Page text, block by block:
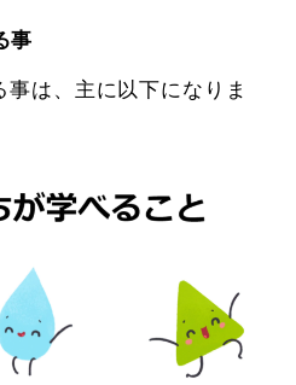
事
は、主に以下になりま